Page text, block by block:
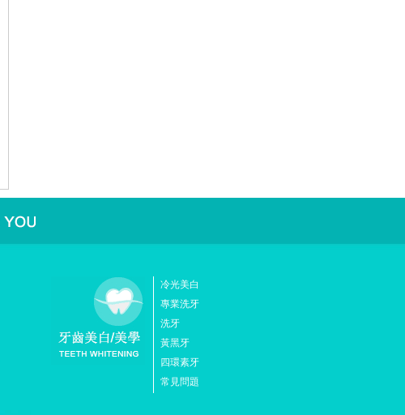
冷光美白
專業洗牙
洗牙
黃黑牙
四環素牙
常見問題